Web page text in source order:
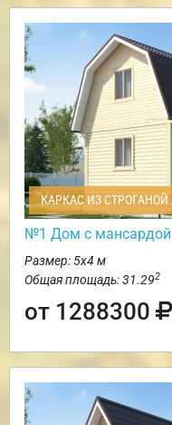
КАРКАС ИЗ
№1 Дом с мансардой
Размер: 5х4 м
Общая площадь: 31.292
от 1288300